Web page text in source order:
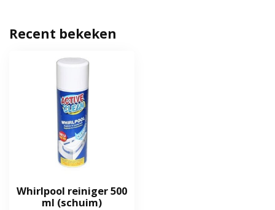
Recent bekeken
Whirlpool reiniger 500
ml (schuim)